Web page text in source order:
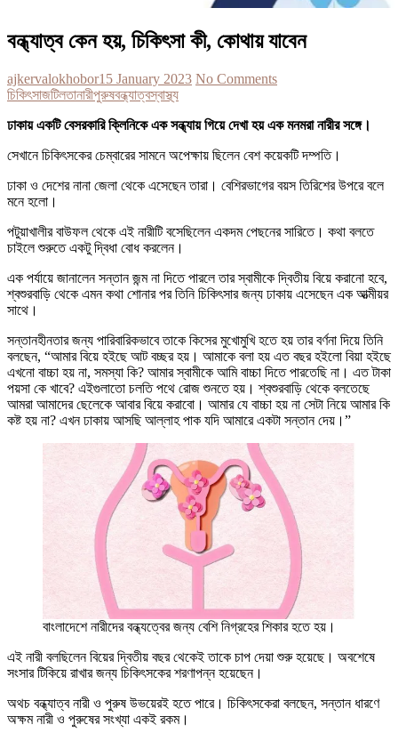
বন্ধ্যাত্ব কেন হয়, চিকিৎসা কী, কোথায় যাবেন
ajkervalokhobor15 January 2023 No Comments
চিকিৎসাজটিলতানারীপুরুষবন্ধ্যাত্বস্বাস্থ্য
ঢাকায় একটি বেসরকারি ক্লিনিকে এক সন্ধ্যায় গিয়ে দেখা হয় এক মনমরা নারীর সঙ্গে।
সেখানে চিকিৎসকের চেম্বারের সামনে অপেক্ষায় ছিলেন বেশ কয়েকটি দম্পতি।
ঢাকা ও দেশের নানা জেলা থেকে এসেছেন তারা। বেশিরভাগের বয়স তিরিশের উপরে বলে
মনে হলো।
পটুয়াখালীর বাউফল থেকে এই নারীটি বসেছিলেন একদম পেছনের সারিতে। কথা বলতে
চাইলে শুরুতে একটু দ্বিধা বোধ করলেন।
এক পর্যায়ে জানালেন সন্তান জন্ম না দিতে পারলে তার স্বামীকে দ্বিতীয় বিয়ে করানো হবে,
শ্বশুরবাড়ি থেকে এমন কথা শোনার পর তিনি চিকিৎসার জন্য ঢাকায় এসেছেন এক আত্মীয়র
সাথে।
সন্তানহীনতার জন্য পারিবারিকভাবে তাকে কিসের মুখোমুখি হতে হয় তার বর্ণনা দিয়ে তিনি
বলছেন, “আমার বিয়ে হইছে আট বচ্ছর হয়। আমাকে বলা হয় এত বছর হইলো বিয়া হইছে
এখনো বাচ্চা হয় না, সমস্যা কি? আমার স্বামীকে আমি বাচ্চা দিতে পারতেছি না। এত টাকা
পয়সা কে খাবে? এইগুলাতো চলতি পথে রোজ শুনতে হয়। শ্বশুরবাড়ি থেকে বলতেছে
আমরা আমাদের ছেলেকে আবার বিয়ে করাবো। আমার যে বাচ্চা হয় না সেটা নিয়ে আমার কি
কষ্ট হয় না? এখন ঢাকায় আসছি আল্লাহ পাক যদি আমারে একটা সন্তান দেয়।”
বাংলাদেশে নারীদের বন্ধ্যত্বের জন্য বেশি নিগ্রহের শিকার হতে হয়।
এই নারী বলছিলেন বিয়ের দ্বিতীয় বছর থেকেই তাকে চাপ দেয়া শুরু হয়েছে। অবশেষে
সংসার টিকিয়ে রাখার জন্য চিকিৎসকের শরণাপন্ন হয়েছেন।
অথচ বন্ধ্যাত্ব নারী ও পুরুষ উভয়েরই হতে পারে। চিকিৎসকেরা বলছেন, সন্তান ধারণে
অক্ষম নারী ও পুরুষের সংখ্যা একই রকম।